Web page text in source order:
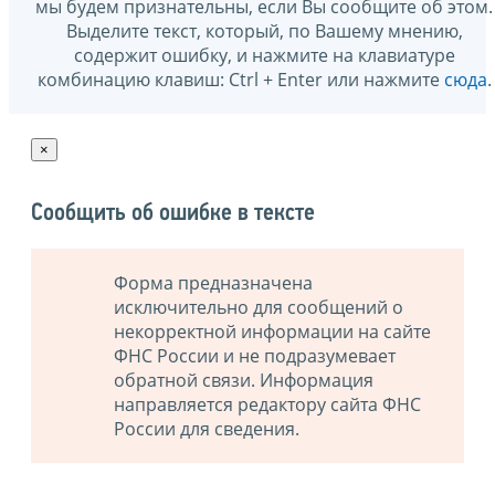
мы будем признательны, если Вы сообщите об этом.
Выделите текст, который, по Вашему мнению,
содержит ошибку, и нажмите на клавиатуре
комбинацию клавиш: Ctrl + Enter или нажмите сюда.
×
Сообщить об ошибке в тексте
Форма предназначена
исключительно для сообщений о
некорректной информации на сайте
ФНС России и не подразумевает
обратной связи. Информация
направляется редактору сайта ФНС
России для сведения.